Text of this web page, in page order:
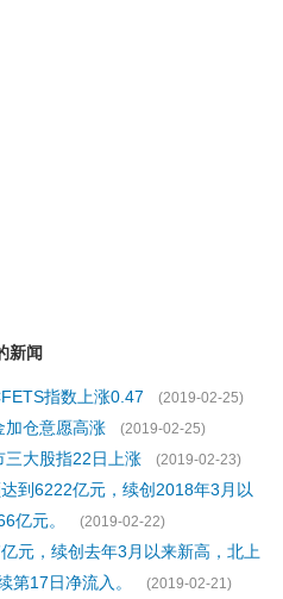
新闻
指数上涨0.47
(2019-02-25)
加仓意愿高涨
(2019-02-25)
三大股指22日上涨
(2019-02-23)
到6222亿元，续创2018年3月以
亿元。
(2019-02-22)
元，续创去年3月以来新高，北上
第17日净流入。
(2019-02-21)